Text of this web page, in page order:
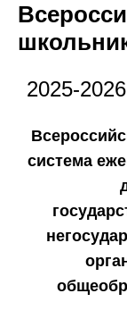
2025-
система